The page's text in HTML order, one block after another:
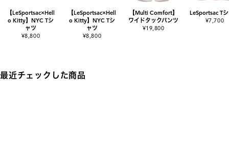
【LeSportsac×Hell
o Kitty】NYC Tシ
ャツ
¥8,800
【LeSportsac×Hell
o Kitty】NYC Tシ
ャツ
¥8,800
【Multi Comfort】
ワイドタックパンツ
¥19,800
LeSportsac T
¥7,700
最近チェックした商品